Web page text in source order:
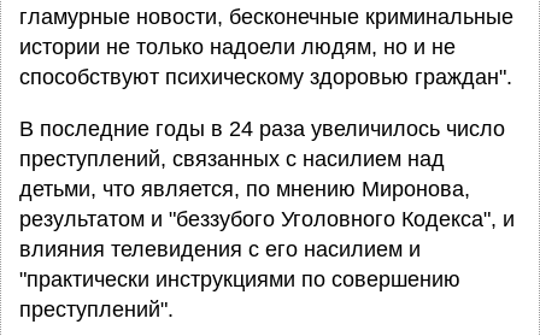
гламурные новости, бесконечные криминальные
истории не только надоели людям, но и не
способствуют психическому здоровью граждан".
В последние годы в 24 раза увеличилось число
преступлений, связанных с насилием над
детьми, что является, по мнению Миронова,
результатом и "беззубого Уголовного Кодекса", и
влияния телевидения с его насилием и
"практически инструкциями по совершению
преступлений".